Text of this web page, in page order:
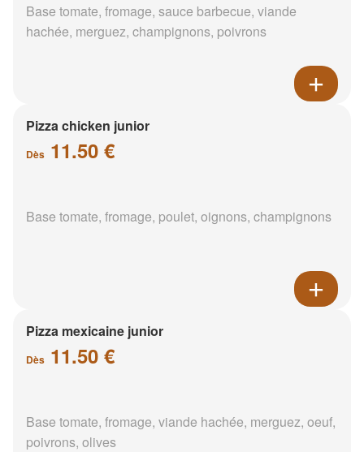
Base tomate, fromage, sauce barbecue, viande
hachée, merguez, champignons, poivrons
Pizza chicken junior
Dès 11.50 €
Base tomate, fromage, poulet, oignons, champignons
Pizza mexicaine junior
Dès 11.50 €
Base tomate, fromage, viande hachée, merguez, oeuf,
poivrons, olives